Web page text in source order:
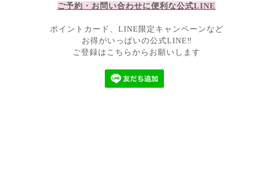
ご予約・お問い合わせに便利な公式LINE
ポイントカード、LINE限定キャンペーンなど
お得がいっぱいの公式LINE‼
ご登録はこちらからお願いします